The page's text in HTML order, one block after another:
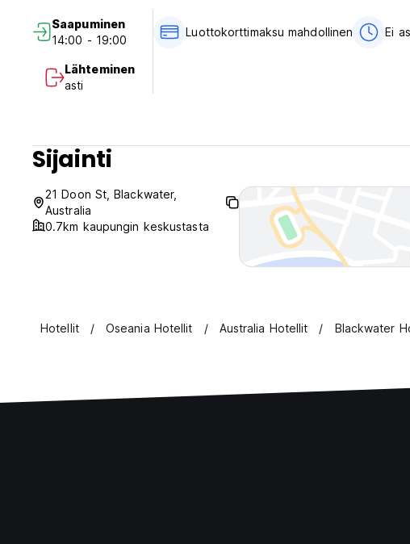
Maanantai-perjantai: 7.00-19.00.
Lauantai ja sunnuntai: 9.00-17.00.
- Ei ulkonaliikkumiskieltoa.
- Savuttomia.
Saapuminen
14:00 - 19:00
Lähteminen
asti
Luottokorttimaksu mahdollinen Ei
Sijainti
21 Doon St, Blackwater,
Australia
0.7km kaupungin keskustasta
Hotellit Oseania Hotellit Australia Hotellit Blackwater